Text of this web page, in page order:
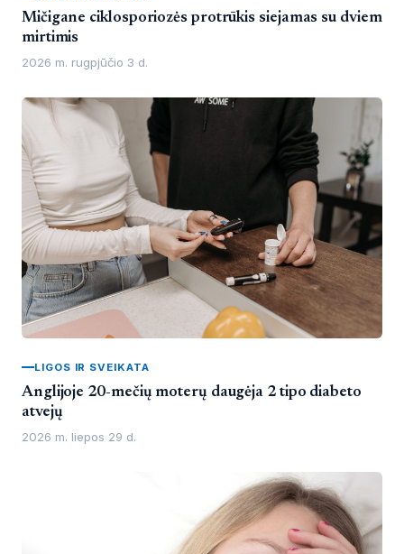
Mičigane ciklosporiozės protrūkis siejamas su dviem
mirtimis
2026 m. rugpjūčio 3 d.
LIGOS IR SVEIKATA
Anglijoje 20-mečių moterų daugėja 2 tipo diabeto
atvejų
2026 m. liepos 29 d.